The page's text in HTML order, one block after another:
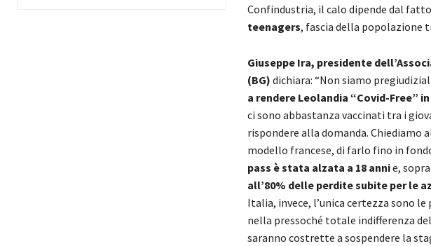
Confindustria, il calo dipende dal
teenagers, fascia della popolazione
Giuseppe Ira, presidente
(BG) dichiara: “Non siamo
a rendere Leolandia “Covid-Free”
ci sono abbastanza vaccinati tra i
rispondere alla domanda. Chiediamo
modello francese, di farlo fino in
pass è stata alzata a 18 annie,
all’80% delle perdite subite per le
Italia, invece, l’unica certezza sono
nella pressoché totale indifferenza
saranno costrette a sospendere la